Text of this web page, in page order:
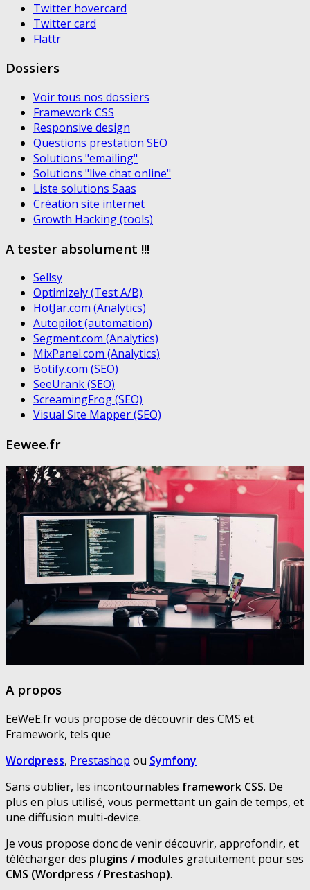
Twitter hovercard
Twitter card
Flattr
Dossiers
Voir tous nos dossiers
Framework CSS
Responsive design
Questions prestation SEO
Solutions "emailing"
Solutions "live chat online"
Liste solutions Saas
Création site internet
Growth Hacking (tools)
A tester absolument !!!
Sellsy
Optimizely (Test A/B)
HotJar.com (Analytics)
Autopilot (automation)
Segment.com (Analytics)
MixPanel.com (Analytics)
Botify.com (SEO)
SeeUrank (SEO)
ScreamingFrog (SEO)
Visual Site Mapper (SEO)
Eewee.fr
A propos
EeWeE.fr vous propose de découvrir des CMS et
Framework, tels que
Wordpress, Prestashop ou Symfony
Sans oublier, les incontournables framework CSS. De
plus en plus utilisé, vous permettant un gain de temps, et
une diffusion multi-device.
Je vous propose donc de venir découvrir, approfondir, et
télécharger des plugins / modules gratuitement pour ses
CMS (Wordpress / Prestashop).